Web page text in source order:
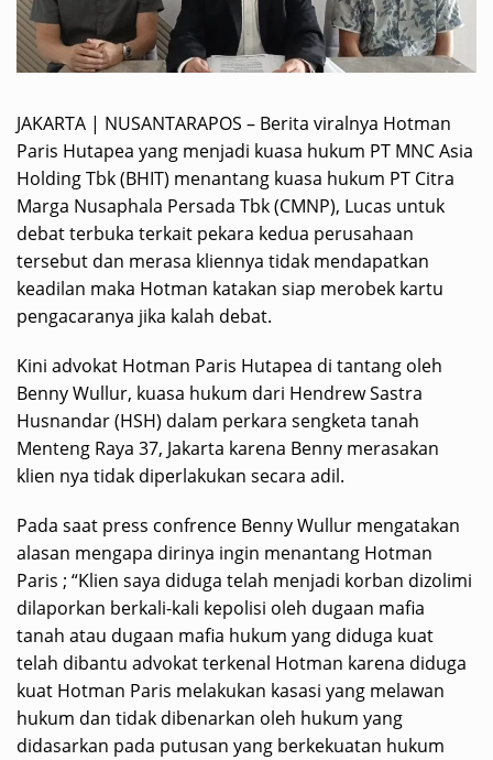
JAKARTA | NUSANTARAPOS – Berita viralnya Hotman
Paris Hutapea yang menjadi kuasa hukum PT MNC Asia
Holding Tbk (BHIT) menantang kuasa hukum PT Citra
Marga Nusaphala Persada Tbk (CMNP), Lucas untuk
debat terbuka terkait pekara kedua perusahaan
tersebut dan merasa kliennya tidak mendapatkan
keadilan maka Hotman katakan siap merobek kartu
pengacaranya jika kalah debat.
Kini advokat Hotman Paris Hutapea di tantang oleh
Benny Wullur, kuasa hukum dari Hendrew Sastra
Husnandar (HSH) dalam perkara sengketa tanah
Menteng Raya 37, Jakarta karena Benny merasakan
klien nya tidak diperlakukan secara adil.
Pada saat press confrence Benny Wullur mengatakan
alasan mengapa dirinya ingin menantang Hotman
Paris ; “Klien saya diduga telah menjadi korban dizolimi
dilaporkan berkali-kali kepolisi oleh dugaan mafia
tanah atau dugaan mafia hukum yang diduga kuat
telah dibantu advokat terkenal Hotman karena diduga
kuat Hotman Paris melakukan kasasi yang melawan
hukum dan tidak dibenarkan oleh hukum yang
didasarkan pada putusan yang berkekuatan hukum